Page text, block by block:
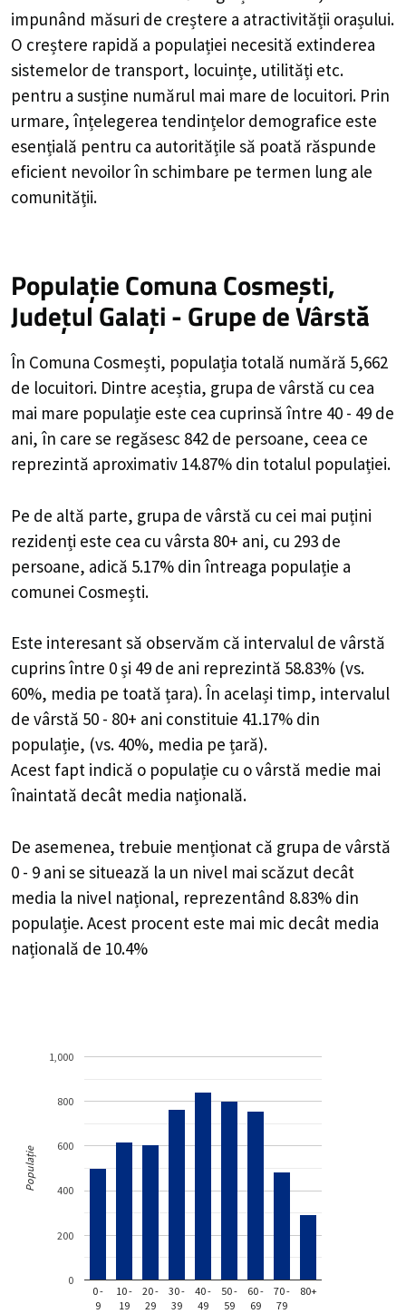
impunând măsuri de creștere a atractivității orașului.
O creștere rapidă a populației necesită extinderea
sistemelor de transport, locuințe, utilități etc.
pentru a susține numărul mai mare de locuitori. Prin
urmare, înțelegerea tendințelor demografice este
esențială pentru ca autoritățile să poată răspunde
eficient nevoilor în schimbare pe termen lung ale
comunității.
Populație Comuna Cosmești,
Județul Galați - Grupe de Vârstă
În Comuna Cosmești, populația totală numără 5,662
de locuitori. Dintre aceștia, grupa de vârstă cu cea
mai mare populație este cea cuprinsă între 40 - 49 de
ani, în care se regăsesc 842 de persoane, ceea ce
reprezintă aproximativ 14.87% din totalul populației.
Pe de altă parte, grupa de vârstă cu cei mai puțini
rezidenți este cea cu vârsta 80+ ani, cu 293 de
persoane, adică 5.17% din întreaga populație a
comunei Cosmești.
Este interesant să observăm că intervalul de vârstă
cuprins între 0 și 49 de ani reprezintă 58.83% (vs.
60%, media pe toată țara). În același timp, intervalul
de vârstă 50 - 80+ ani constituie 41.17% din
populație, (vs. 40%, media pe țară).
Acest fapt indică o populație cu o vârstă medie mai
înaintată decât media națională.
De asemenea, trebuie menționat că grupa de vârstă
0 - 9 ani se situează la un nivel mai scăzut decât
media la nivel național, reprezentând 8.83% din
populație. Acest procent este mai mic decât media
națională de 10.4%
0 -
9
10 -
19
20 -
29
30 -
39
40 -
49
50 -
59
60 -
69
70 -
79
80+
0
200
400
600
800
1,000
Populație